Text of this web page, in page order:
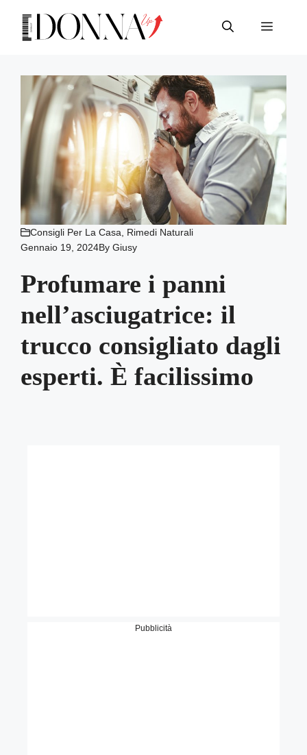
contenuto
Menu
Consigli Per La Casa
Rimedi Naturali
Gennaio 19, 2024ByGiusy
Profumare i panni
nell’asciugatrice: il
trucco consigliato dagli
esperti. È facilissimo
Pubblicità